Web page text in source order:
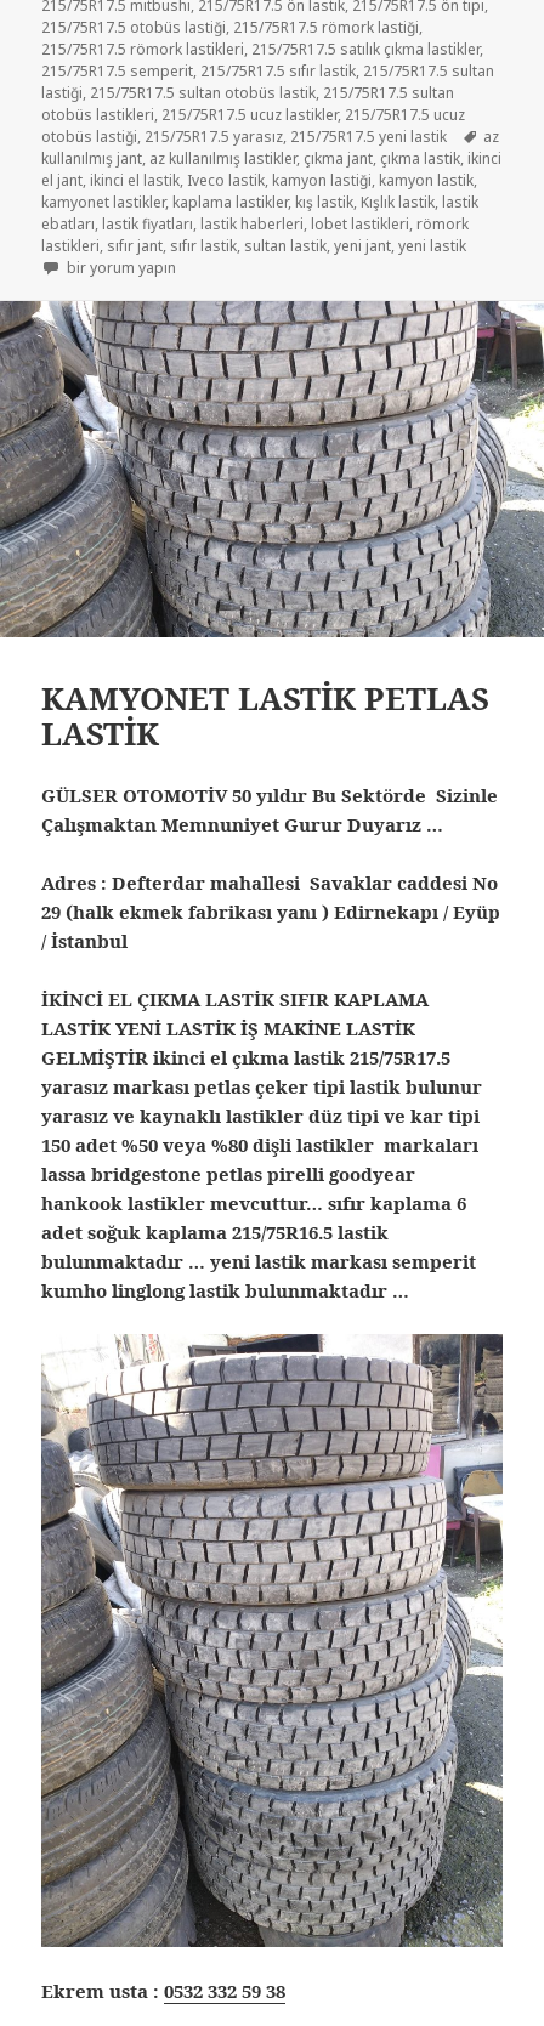
215/75R17.5 mitbushi, 215/75R17.5 ön lastik, 215/75R17.5 ön tipi,
215/75R17.5 otobüs lastiği, 215/75R17.5 römork lastiği,
215/75R17.5 römork lastikleri, 215/75R17.5 satılık çıkma lastikler,
215/75R17.5 semperit, 215/75R17.5 sıfır lastik, 215/75R17.5 sultan
lastiği, 215/75R17.5 sultan otobüs lastik, 215/75R17.5 sultan
otobüs lastikleri, 215/75R17.5 ucuz lastikler, 215/75R17.5 ucuz
otobüs lastiği, 215/75R17.5 yarasız, 215/75R17.5 yeni lastik Etiketler
az
kullanılmış jant, az kullanılmış lastikler, çıkma jant, çıkma lastik, ikinci
el jant, ikinci el lastik, Iveco lastik, kamyon lastiği, kamyon lastik,
kamyonet lastikler, kaplama lastikler, kış lastik, Kışlık lastik, lastik
ebatları, lastik fiyatları, lastik haberleri, lobet lastikleri, römork
lastikleri, sıfır jant, sıfır lastik, sultan lastik,yeni jant,yeni lastik
215-75R17.5 ÇIKMA KAMYONET LASTİKLER için
bir yorum yapın
KAMYONET LASTİK PETLAS
LASTİK
GÜLSER OTOMOTİV 50 yıldır Bu Sektörde Sizinle
Çalışmaktan Memnuniyet Gurur Duyarız …
Adres : Defterdar mahallesi Savaklar caddesi No
29 (halk ekmek fabrikası yanı ) Edirnekapı / Eyüp
/ İstanbul
İKİNCİ EL ÇIKMA LASTİK SIFIR KAPLAMA
LASTİK YENİ LASTİK İŞ MAKİNE LASTİK
GELMİŞTİR ikinci el çıkma lastik 215/75R17.5
yarasız markası petlas çeker tipi lastik bulunur
yarasız ve kaynaklı lastikler düz tipi ve kar tipi
150 adet %50 veya %80 dişli lastikler markaları
lassa bridgestone petlas pirelli goodyear
hankook lastikler mevcuttur… sıfır kaplama 6
adet soğuk kaplama 215/75R16.5 lastik
bulunmaktadır … yeni lastik markası semperit
kumho linglong lastik bulunmaktadır …
Ekrem usta :0532 332 59 38